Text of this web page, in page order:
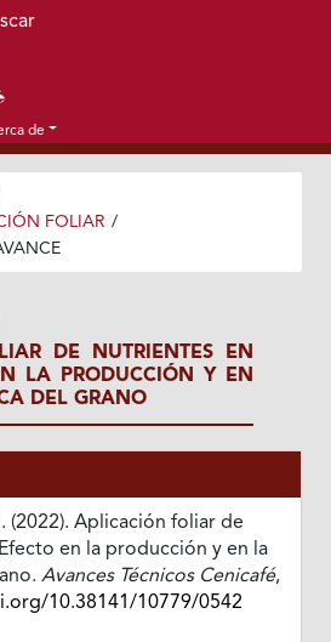
principal
de
FOLIAR /
DE NUTRIENTES EN
LA PRODUCCIÓN Y EN
DEL GRANO
(2022). Aplicación foliar de
en la producción y en la
Avances Técnicos Cenicafé,
10.38141/10779/0542